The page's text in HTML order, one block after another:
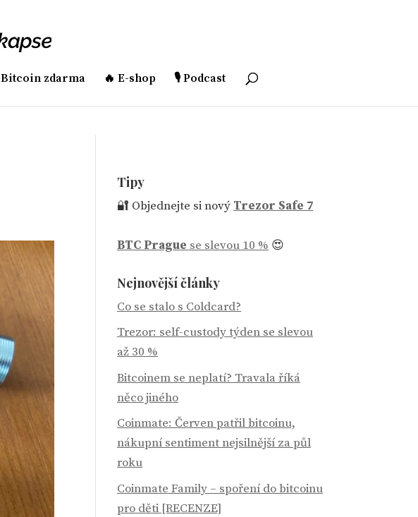
Bitcoin zdarma 🔥 E-shop 🎙️ Podcast
Tipy
🔐 Objednejte si nový Trezor Safe 7
BTC Prague se slevou 10 % 😍
Nejnovější články
Co se stalo s Coldcard?
Trezor: self-custody týden se slevou
až 30 %
Bitcoinem se neplatí? Travala říká
něco jiného
Coinmate: Červen patřil bitcoinu,
nákupní sentiment nejsilnější za půl
roku
Coinmate Family – spoření do bitcoinu
pro děti [RECENZE]